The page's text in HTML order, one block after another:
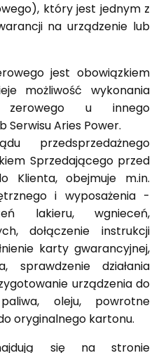
który jest jednym z
na urządzenie lub
jest obowiązkiem
możliwość wykonania
zerowego u innego
Serwisu Aries Power.
przedsprzedażnego
Sprzedającego przed
Klienta, obejmuje m.in.
i wyposażenia -
lakieru, wgnieceń,
dołączenie instrukcji
karty gwarancyjnej,
sprawdzenie działania
urządzenia do
oleju, powrotne
oryginalnego kartonu.
się na stronie